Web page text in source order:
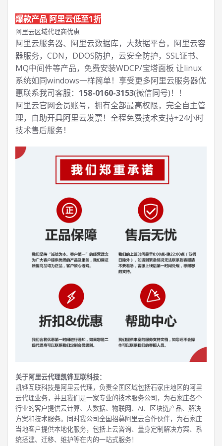
爆款产品 阿里云低至1折
阿里云区域代理商优惠
阿里云服务器、阿里云数据库，大数据平台，阿里云容
器服务，CDN，DDOS防护，云安全防护，SSL证书、
MQ中间件等产品，免费安装WDCP/宝塔面板 让linux
系统如同windows一样简单！享受更多阿里云服务器优
惠联系我司客服： 158-0160-3153(微信同号)！！
阿里云官网会员账号，拥有全部最高权限，完全自主管
理，自助开具阿里云发票！全程免费技术支持+24小时
技术售后服务！
关于阿里云代理凯铧互联科技：
凯铧互联科技是阿里云代理，负责全国区域包括石家庄地区的阿里
云代理业务，并且我们是一家专业的技术服务公司，为石家庄各个
行业的客户提供云计算、大数据、物联网、AI、区块链产品、解决
方案和技术服务。同时我公司全国招募阿里云合作伙伴，为石家庄
当地客户提供本地化服务，包括上云咨询、量身定制解决方案、系
统搭建、迁移、维护等在内的一站式服务！